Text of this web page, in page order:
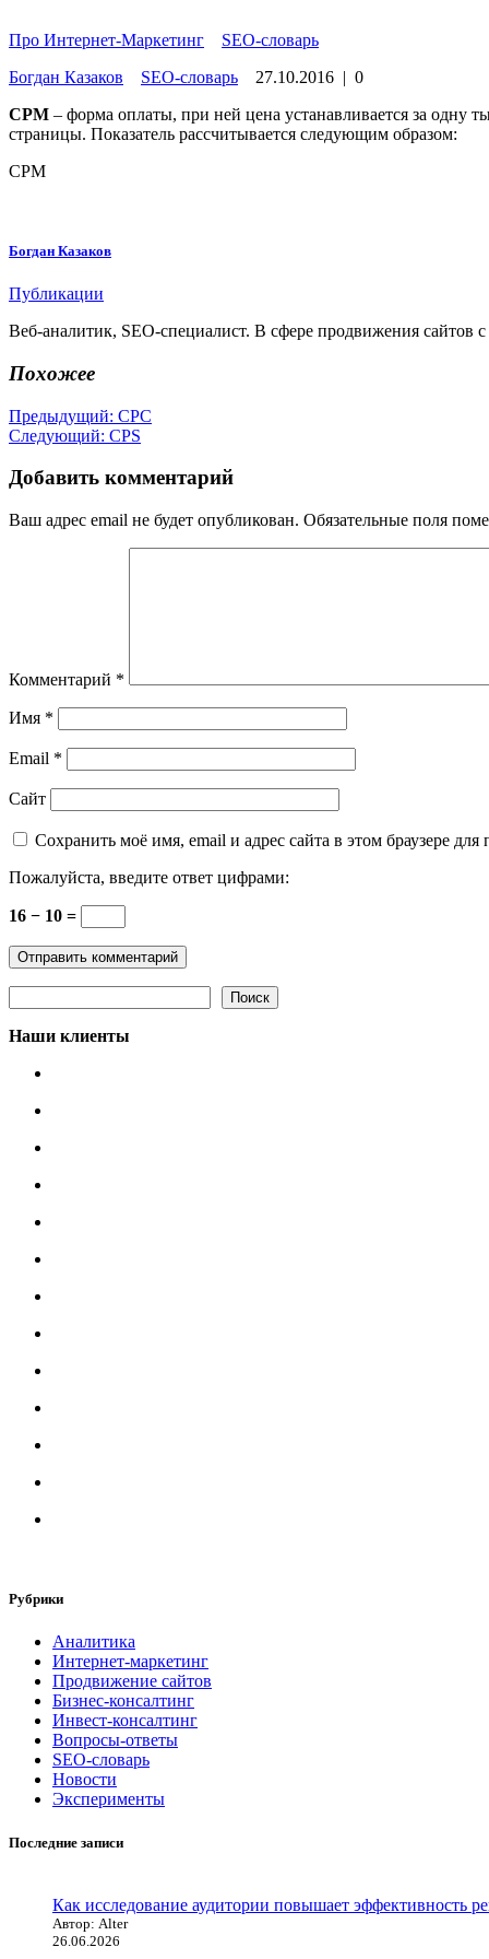
Про Интернет-Маркетинг
SEO-словарь
Богдан Казаков
SEO-словарь 27.10.2016 | 0
CPM – форма оплаты, при ней цена устанавливается за одну
страницы. Показатель рассчитывается следующим образом:
CPM
Богдан Казаков
Публикации
Веб-аналитик, SEO-специалист. В сфере продвижения сайтов с
Похожее
Навигация
по
записям
Предыдущий: Предыдущая
запись:
CPC
Следующий: Следующая
CPS
Добавить комментарий
Ваш адрес email не будет опубликован. Обязательные поля
Комментарий *
Имя *
Email *
Сайт
Сохранить моё имя, email и адрес сайта в этом браузере
Пожалуйста, введите ответ цифрами:
16 − 10 =
Поиск
Наши клиенты
Рубрики
Аналитика
Интернет-маркетинг
Продвижение сайтов
Бизнес-консалтинг
Инвест-консалтинг
Вопросы-ответы
SEO-словарь
Новости
Эксперименты
Последние записи
Как исследование аудитории повышает эффективность
Автор: Alter
26.06.2026